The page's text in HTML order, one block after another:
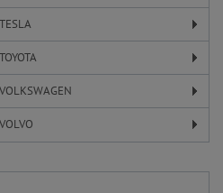
TESLA
TOYOTA
VOLKSWAGEN
VOLVO